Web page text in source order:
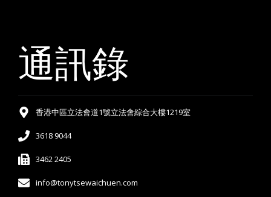
通訊錄
香港中區立法會道1號立法會綜合大樓1219室
3618 9044
3462 2405
info@tonytsewaichuen.com